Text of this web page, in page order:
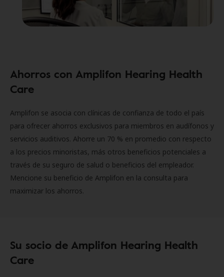
Ahorros con Amplifon Hearing Health
Care
Amplifon se asocia con clínicas de confianza de todo el país
para ofrecer ahorros exclusivos para miembros en audífonos y
servicios auditivos. Ahorre un 70 % en promedio con respecto
a los precios minoristas, más otros beneficios potenciales a
través de su seguro de salud o beneficios del empleador.
Mencione su beneficio de Amplifon en la consulta para
maximizar los ahorros.
Su socio de Amplifon Hearing Health
Care